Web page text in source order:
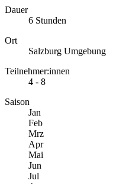
Dauer
6 Stunden
Ort
Salzburg Umgebung
Teilnehmer:innen
4 - 8
Saison
Jan
Feb
Mrz
Apr
Mai
Jun
Jul